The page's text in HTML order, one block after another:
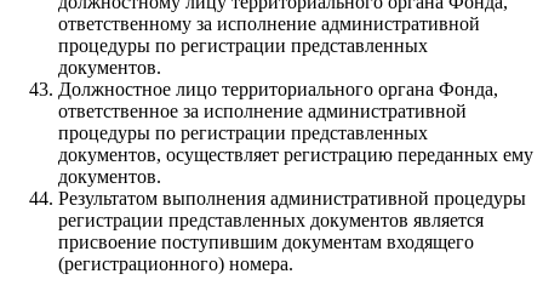
ответственному за исполнение административной
процедуры по регистрации представленных
документов.
Должностное лицо территориального органа Фонда,
ответственное за исполнение административной
процедуры по регистрации представленных
документов, осуществляет регистрацию переданных ему
документов.
Результатом выполнения административной процедуры
регистрации представленных документов является
присвоение поступившим документам входящего
(регистрационного) номера.